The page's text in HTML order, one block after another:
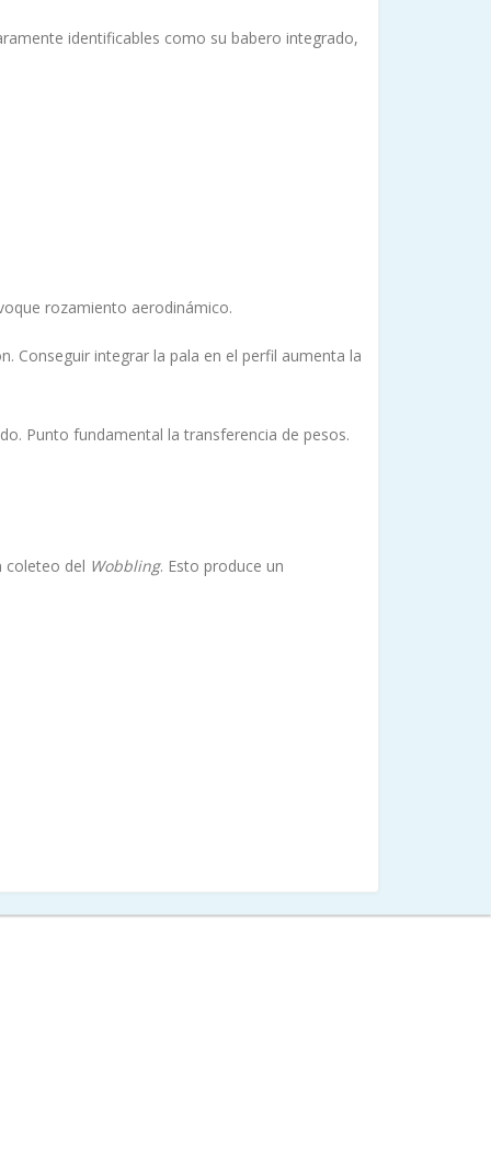
identificables como su babero integrado,
rozamiento aerodinámico.
Conseguir integrar la pala en el perfil aumenta la
Punto fundamental la transferencia de pesos.
coleteo del Wobbling. Esto produce un